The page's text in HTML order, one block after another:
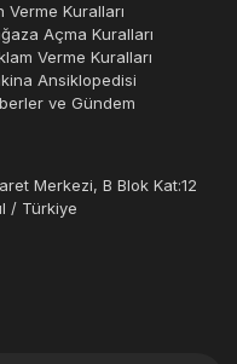
Verme Kuralları
Açma Kuralları
Verme Kuralları
Ansiklopedisi
ve Gündem
Merkezi, B Blok Kat:12
/ Türkiye